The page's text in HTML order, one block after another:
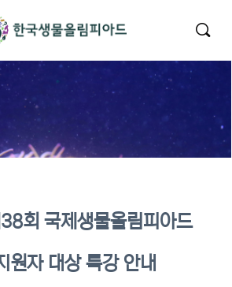
회 국제생물올림피아드
원자 대상 특강 안내